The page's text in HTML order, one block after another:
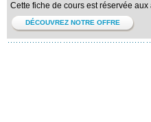
Cette fiche de cours est réservée
DÉCOUVREZ NOTRE OFFRE